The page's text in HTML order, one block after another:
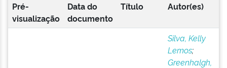
Pré-
visualização
Data do
documento
Título Autor(es)
Silva, Kelly
Lemos;
Greenhalgh,